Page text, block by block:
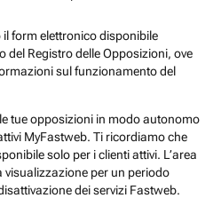
form elettronico disponibile
del Registro delle Opposizioni, ove
sul funzionamento del
tue opposizioni in modo autonomo
MyFastweb. Ti ricordiamo che
solo per i clienti attivi. L’area
per un periodo
dei servizi Fastweb.